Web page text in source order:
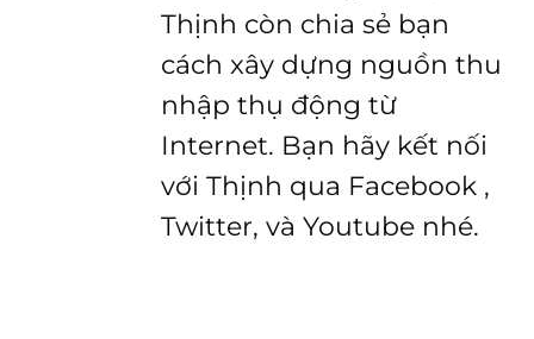
Thịnh còn chia sẻ bạn
cách xây dựng nguồn thu
nhập thụ động từ
Internet. Bạn hãy kết nối
với Thịnh qua Facebook ,
Twitter, và Youtube nhé.